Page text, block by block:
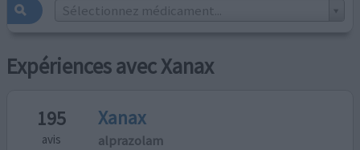
Sélectionnez médicament...
Expériences avec Xanax
195
avis
Xanax
alprazolam